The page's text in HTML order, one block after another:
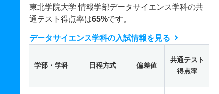
東北学院大学 情報学部データサイエンス学科の共
通テスト得点率は65%です。
データサイエンス学科の入試情報を見る
学部・学科 日程方式 偏差値
共通テスト
得点率